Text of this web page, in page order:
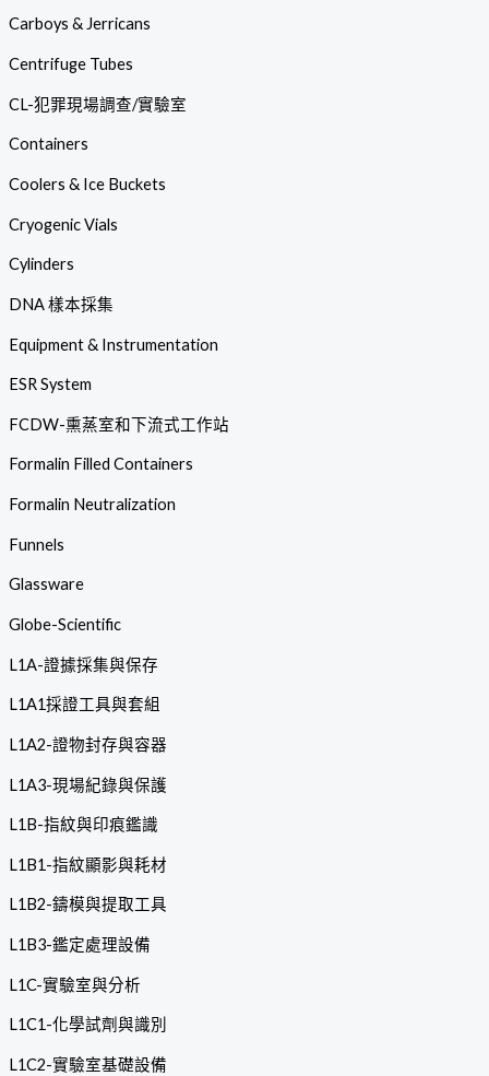
Carboys & Jerricans
Centrifuge Tubes
CL-犯罪現場調查/實驗室
Containers
Coolers & Ice Buckets
Cryogenic Vials
Cylinders
DNA 樣本採集
Equipment & Instrumentation
ESR System
FCDW-熏蒸室和下流式工作站
Formalin Filled Containers
Formalin Neutralization
Funnels
Glassware
Globe-Scientific
L1A-證據採集與保存
L1A1採證工具與套組
L1A2-證物封存與容器
L1A3-現場紀錄與保護
L1B-指紋與印痕鑑識
L1B1-指紋顯影與耗材
L1B2-鑄模與提取工具
L1B3-鑑定處理設備
L1C-實驗室與分析
L1C1-化學試劑與識別
L1C2-實驗室基礎設備